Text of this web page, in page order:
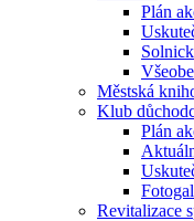
Plán
Městská
Klub
Plán
Revitalizace